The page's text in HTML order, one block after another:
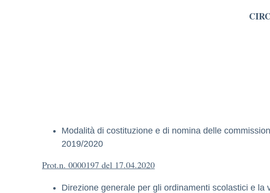
Modalità di costituzione e di nomina delle
2019/2020
Prot.n. 0000197 del 17.04.2020
Direzione generale per gli ordinamenti scolastici e